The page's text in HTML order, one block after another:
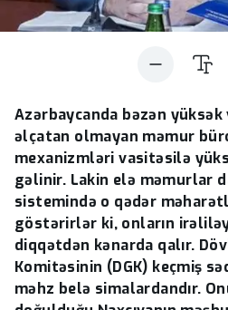
Azərbaycanda bəzən
əlçatan olmayan məmur
mexanizmləri vasitəsilə
gəlinir. Lakin elə məmurlar
sistemində o qədər
göstərirlər ki, onların
diqqətdən kənarda qalır.
Komitəsinin (DGK) keçmiş
məhz belə simalardandır.